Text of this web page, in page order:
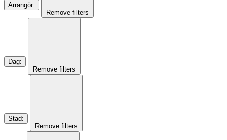
Arrangör:
Remove filters
Dag:
Remove filters
Stad:
Remove filters